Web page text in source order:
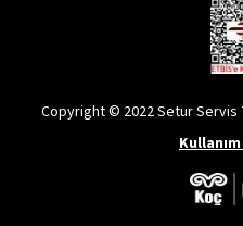
Copyright © 2022 Setur Servis